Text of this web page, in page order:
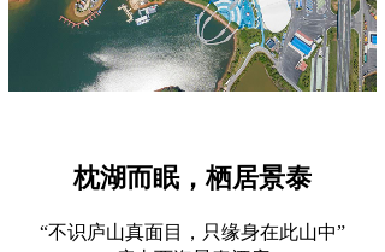
枕湖而眠，栖居景泰
“不识庐山真面目，只缘身在此山中”